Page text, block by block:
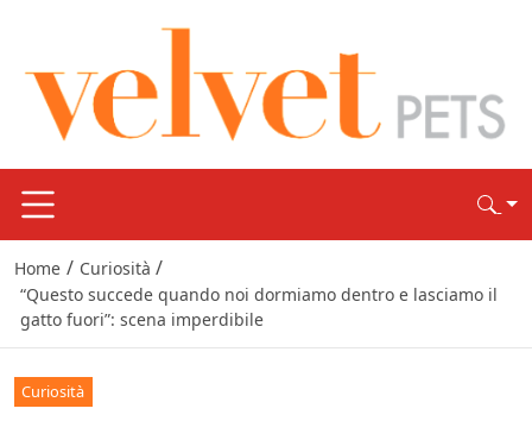
Home / Curiosità /
“Questo succede quando noi dormiamo dentro e lasciamo il
gatto fuori”: scena imperdibile
Curiosità